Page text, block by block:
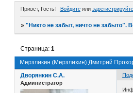
Привет, Гость! Войдитеили
»"Никто не забыт, ничто не забыто".
Мерзликин (Мерзлихин) Дмитрий
Страница:1
Дворянкин С.А.
Администратор